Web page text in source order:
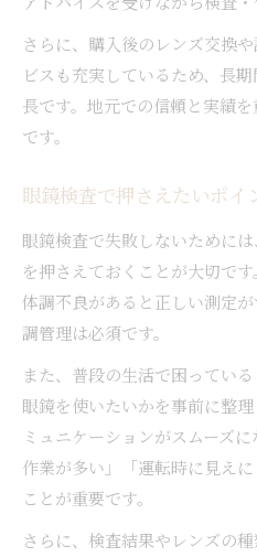
さらに、購入後のレンズ交換
ビスも充実しているため、長
長です。地元での信頼と実績
です。
眼鏡検査で押さえたいポイ
眼鏡検査で失敗しないために
を押さえておくことが大切で
体調不良があると正しい測定
調管理は必須です。
また、普段の生活で困ってい
眼鏡を使いたいかを事前に整
ミュニケーションがスムーズ
作業が多い」「運転時に見え
ことが重要です。
さらに、検査結果やレンズの